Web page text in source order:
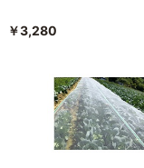
￥3,280